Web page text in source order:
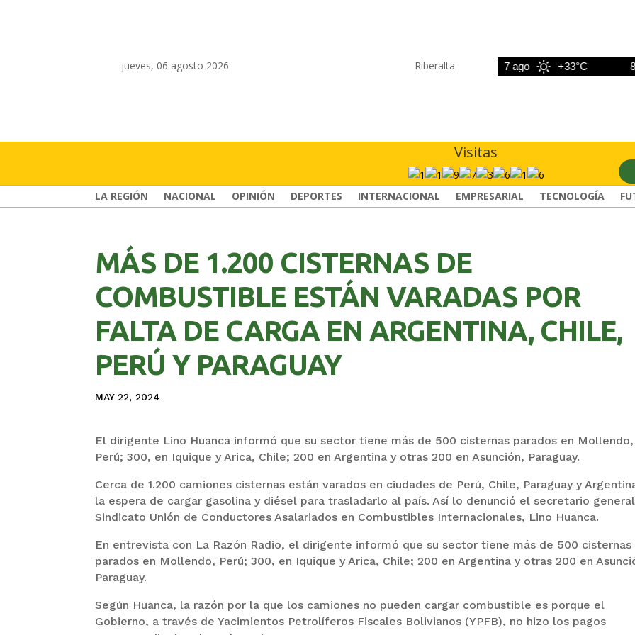
jueves, 06 agosto 2026 Riberalta
+33°C 7 ago +33°C 8 ago
Visitas
LA REGIÓN NACIONAL OPINIÓN DEPORTES INTERNACIONAL EMPRESARIAL TECNOLOGÍA
MÁS DE 1.200 CISTERNAS DE
COMBUSTIBLE ESTÁN VARADAS POR
FALTA DE CARGA EN ARGENTINA, CHILE,
PERÚ Y PARAGUAY
MAY 22, 2024
El dirigente Lino Huanca informó que su sector tiene más de 500 cisternas parados en Mollendo,
Perú; 300, en Iquique y Arica, Chile; 200 en Argentina y otras 200 en Asunción, Paraguay.
Cerca de 1.200 camiones cisternas están varados en ciudades de Perú, Chile, Paraguay y
la espera de cargar gasolina y diésel para trasladarlo al país. Así lo denunció el secretario
Sindicato Unión de Conductores Asalariados en Combustibles Internacionales, Lino Huanca.
En entrevista con La Razón Radio, el dirigente informó que su sector tiene más de 500 cisternas
parados en Mollendo, Perú; 300, en Iquique y Arica, Chile; 200 en Argentina y otras 200 en
Paraguay.
Según Huanca, la razón por la que los camiones no pueden cargar combustible es porque el
Gobierno, a través de Yacimientos Petrolíferos Fiscales Bolivianos (YPFB), no hizo los pagos